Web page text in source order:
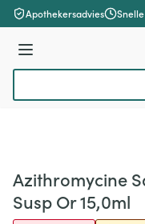
Ga naar de inhoud
Apothekersadvies
Menu
Azithromycine
Susp Or 15,0ml